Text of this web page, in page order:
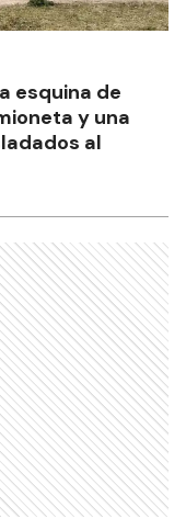
esquina de
y una
al